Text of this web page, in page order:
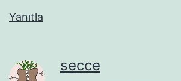
Yanıtla
secce